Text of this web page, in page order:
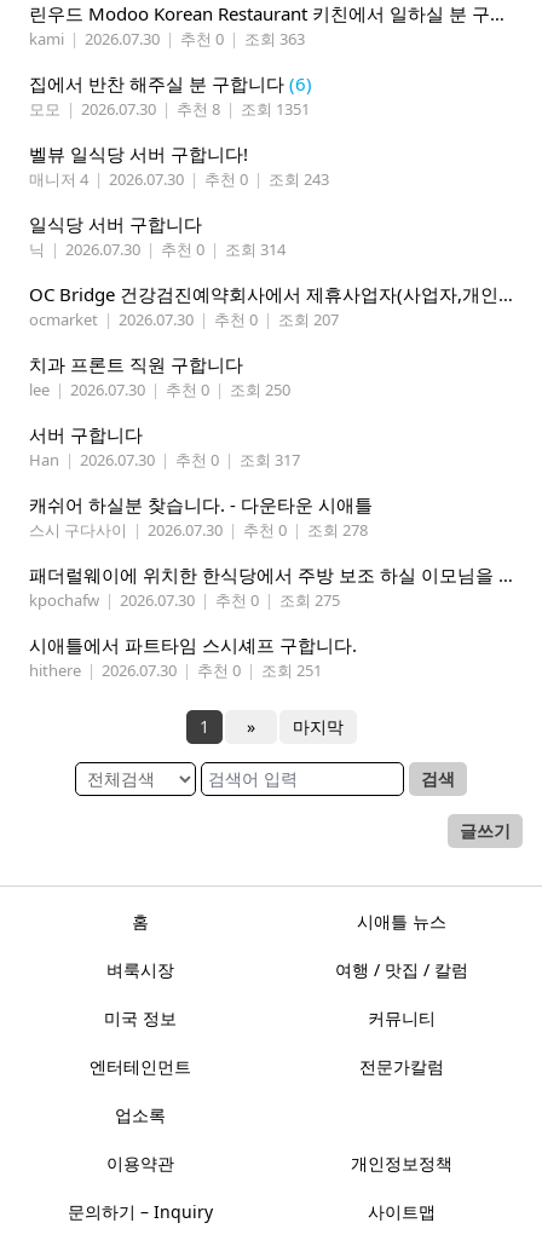
린우드 Modoo Korean Restaurant 키친에서 일하실 분 구합니다
kami | 2026.07.30 | 추천 0 | 조회 363
집에서 반찬 해주실 분 구합니다 (6)
모모 | 2026.07.30 | 추천 8 | 조회 1351
벨뷰 일식당 서버 구합니다!
매니저 4 | 2026.07.30 | 추천 0 | 조회 243
일식당 서버 구합니다
닉 | 2026.07.30 | 추천 0 | 조회 314
OC Bridge 건강검진예약회사에서 제휴사업자(사업자,개인)모집 (재택근무)
ocmarket | 2026.07.30 | 추천 0 | 조회 207
치과 프론트 직원 구합니다
lee | 2026.07.30 | 추천 0 | 조회 250
서버 구합니다
Han | 2026.07.30 | 추천 0 | 조회 317
캐쉬어 하실분 찾습니다. - 다운타운 시애틀
스시 구다사이 | 2026.07.30 | 추천 0 | 조회 278
패더럴웨이에 위치한 한식당에서 주방 보조 하실 이모님을 찾고 있습니다
kpochafw | 2026.07.30 | 추천 0 | 조회 275
시애틀에서 파트타임 스시셰프 구합니다.
hithere | 2026.07.30 | 추천 0 | 조회 251
1 » 마지막
검색
글쓰기
홈 시애틀 뉴스
벼룩시장 여행 / 맛집 / 칼럼
미국 정보 커뮤니티
엔터테인먼트 전문가칼럼
업소록
이용약관 개인정보정책
문의하기 – Inquiry 사이트맵